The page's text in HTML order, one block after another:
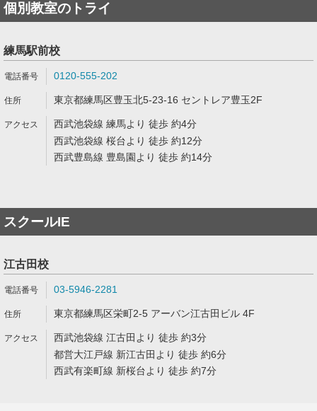
個別教室のトライ
練馬駅前校
0120-555-202
東京都練馬区豊玉北5-23-16 セントレア豊玉2F
西武池袋線 練馬より 徒歩 約4分
西武池袋線 桜台より 徒歩 約12分
西武豊島線 豊島園より 徒歩 約14分
スクールIE
江古田校
03-5946-2281
東京都練馬区栄町2-5 アーバン江古田ビル 4F
西武池袋線 江古田より 徒歩 約3分
都営大江戸線 新江古田より 徒歩 約6分
西武有楽町線 新桜台より 徒歩 約7分